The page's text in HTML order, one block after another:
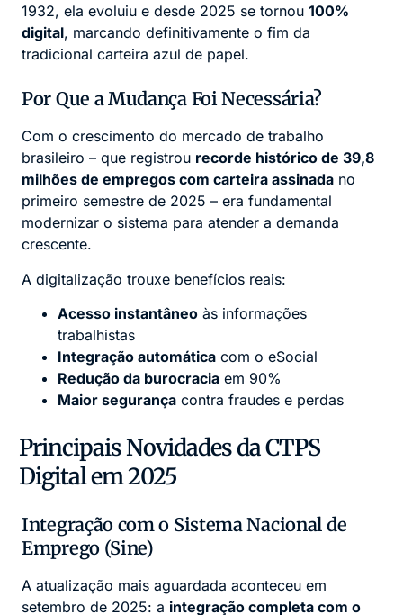
1932, ela evoluiu e desde 2025 se tornou 100%
digital, marcando definitivamente o fim da
tradicional carteira azul de papel.
Por Que a Mudança Foi Necessária?
Com o crescimento do mercado de trabalho
brasileiro – que registrou recorde histórico de 39,8
milhões de empregos com carteira assinada no
primeiro semestre de 2025 – era fundamental
modernizar o sistema para atender a demanda
crescente.
A digitalização trouxe benefícios reais:
Acesso instantâneo às informações
trabalhistas
Integração automática com o eSocial
Redução da burocracia em 90%
Maior segurança contra fraudes e perdas
Principais Novidades da CTPS
Digital em 2025
Integração com o Sistema Nacional de
Emprego (Sine)
A atualização mais aguardada aconteceu em
setembro de 2025: a integração completa com o